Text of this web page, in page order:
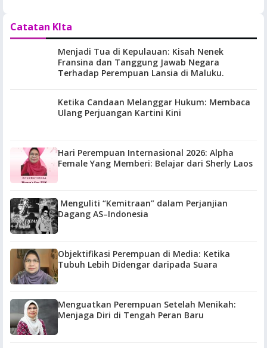
Catatan KIta
Menjadi Tua di Kepulauan: Kisah Nenek
Fransina dan Tanggung Jawab Negara
Terhadap Perempuan Lansia di Maluku.
Ketika Candaan Melanggar Hukum: Membaca
Ulang Perjuangan Kartini Kini
Hari Perempuan Internasional 2026: Alpha
Female Yang Memberi: Belajar dari Sherly Laos
Menguliti “Kemitraan” dalam Perjanjian
Dagang AS–Indonesia
Objektifikasi Perempuan di Media: Ketika
Tubuh Lebih Didengar daripada Suara
Menguatkan Perempuan Setelah Menikah:
Menjaga Diri di Tengah Peran Baru